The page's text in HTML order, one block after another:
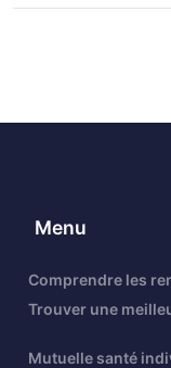
Menu
Comprendre les
Trouver une
Mutuelle santé